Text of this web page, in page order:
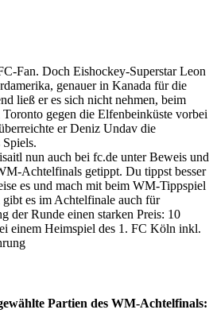
Fan. Doch Eishockey-Superstar Leon
genauer in Kanada für die
ließ er es sich nicht nehmen, beim
gegen die Elfenbeinküste vorbei
er Deniz Undav die
nun auch bei fc.de unter Beweis und
Achtelfinals getippt. Du tippst besser
es und mach mit beim WM-Tippspiel
es im Achtelfinale auch für
der Runde einen starken Preis: 10
einem Heimspiel des 1. FC Köln inkl.
Partien des WM-Achtelfinals: